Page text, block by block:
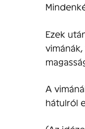
Ezek
A
hátulról